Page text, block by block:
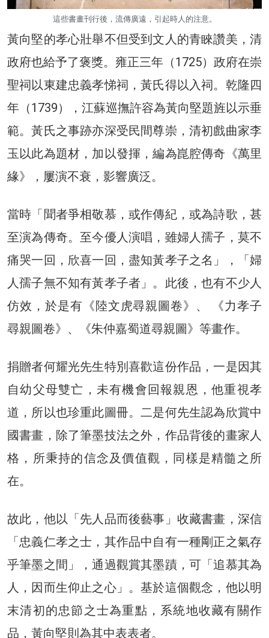
這些書畫刊行後，流傳廣遠，引起時人的注意。
黃向堅的孝心壯舉不但受到文人的青睞讚美，清
政府也給予了褒獎。雍正三年（1725）政府在崇
聖祠以東建忠義孝悌祠，黃氏得以入祠。乾隆四
年（1739），江蘇巡撫許容為黃向堅題旌以示垂
範。黃氏之事跡亦深受民間尊崇，清初戲曲家李
玉以此為題材，加以發揮，編為崑腔傳奇《萬里
緣》，屢演不衰，影響廣泛。
當時「聞者爭相敬慕，或作傳紀，或為詩歌，甚
至演為傳奇。至今優人演唱，雖婦人孺子，莫不
痛哭一回，欣喜一回，盡知黃孝子之名」，「婦
人孺子無不知有黃孝子者」。此後，也有不少人
仿效，於是有《陸文虎尋親圖卷》、 《力孝子
尋親圖卷》、《朱仲嘉蜀道尋親圖》等畫作。
捐贈者何耀光先生特別喜歡這份作品，一是因其
自幼父母雙亡，未有機會回報親恩，他重視孝
道，所以也珍重此圖冊。二是何先生認為欣賞中
國書畫，除了筆墨技法之外，作品背後的畫家人
格，所秉持的信念及價值觀，同樣是精髓之所
在。
故此，他以「先人品而後藝事」收藏書畫，深信
「忠義仁孝之士，其作品中自有一種剛正之氣存
乎筆墨之間」，通過觀賞其墨蹟，可「追慕其為
人，因而生仰止之心」。基於這個觀念，他以明
末清初的忠節之士為重點，系統地收藏有關作
品，黃向堅則為其中表表者。